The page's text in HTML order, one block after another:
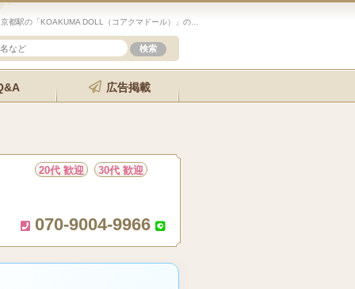
広告掲載
20代 歓迎 30代 歓迎
070-9004-9966